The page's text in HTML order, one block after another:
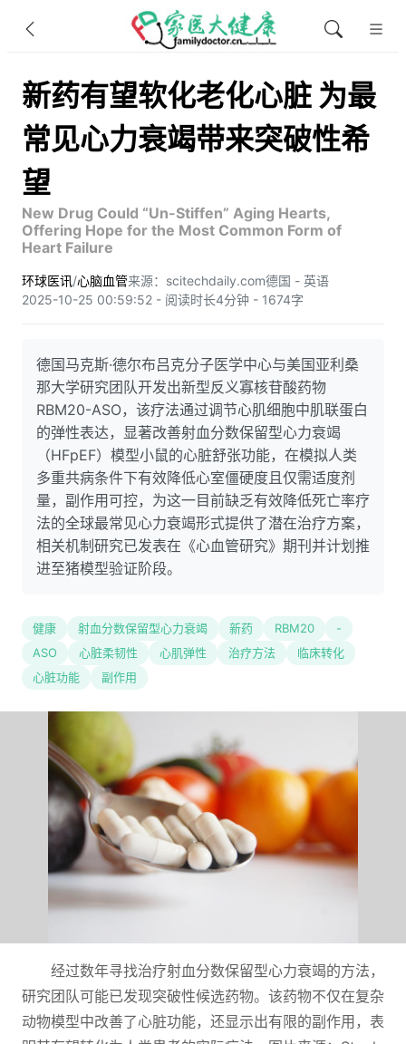
新药有望软化老化心脏 为最
常见心力衰竭带来突破性希
望
New Drug Could “Un-Stiffen” Aging Hearts,
Offering Hope for the Most Common Form of
Heart Failure
环球医讯/心脑血管来源：scitechdaily.com德国 - 英语
2025-10-25 00:59:52 - 阅读时长4分钟 - 1674字
德国马克斯·德尔布吕克分子医学中心与美国亚利桑
那大学研究团队开发出新型反义寡核苷酸药物
RBM20-ASO，该疗法通过调节心肌细胞中肌联蛋白
的弹性表达，显著改善射血分数保留型心力衰竭
（HFpEF）模型小鼠的心脏舒张功能，在模拟人类
多重共病条件下有效降低心室僵硬度且仅需适度剂
量，副作用可控，为这一目前缺乏有效降低死亡率疗
法的全球最常见心力衰竭形式提供了潜在治疗方案，
相关机制研究已发表在《心血管研究》期刊并计划推
进至猪模型验证阶段。
健康 射血分数保留型心力衰竭 新药 RBM20
-
ASO
心脏柔韧性 心肌弹性 治疗方法
临床转化
心脏功能
副作用
经过数年寻找治疗射血分数保留型心力衰竭的方法，
研究团队可能已发现突破性候选药物。该药物不仅在复杂
动物模型中改善了心脏功能，还显示出有限的副作用，表